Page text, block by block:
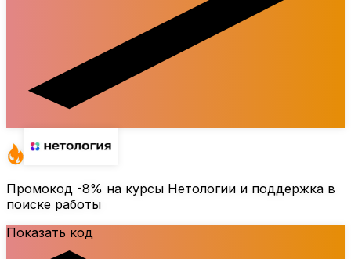
Промокод -8% на курсы Нетологии и поддержка в
поиске работы
Показать код